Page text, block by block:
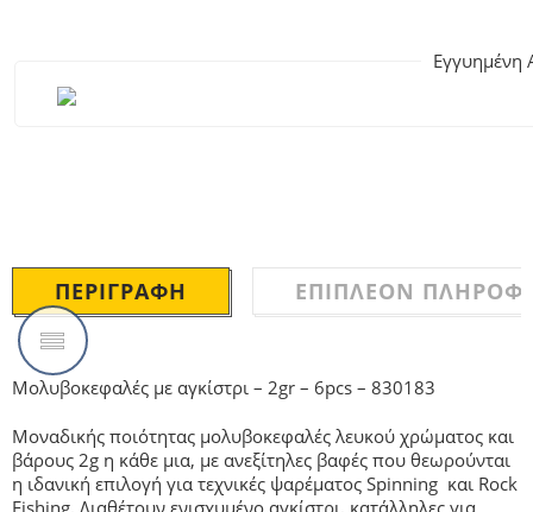
Εγγυημένη
ΠΕΡΙΓΡΑΦΉ ΕΠΙΠΛΈΟΝ
Μολυβοκεφαλές με αγκίστρι – 2gr – 6pcs – 830183
Μοναδικής ποιότητας μολυβοκεφαλές λευκού χρώματος και
βάρους 2g η κάθε μια, με ανεξίτηλες βαφές που θεωρούνται
η ιδανική επιλογή για τεχνικές ψαρέματος Spinning και Rock